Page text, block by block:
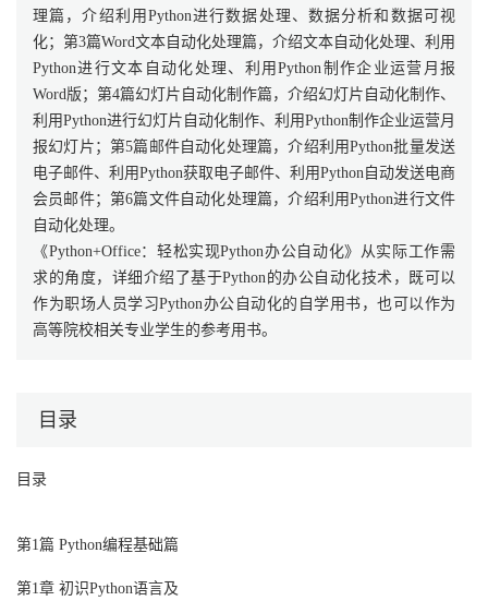
理篇，介绍利用Python进行数据处理、数据分析和数据可视
化；第3篇Word文本自动化处理篇，介绍文本自动化处理、利用
Python进行文本自动化处理、利用Python制作企业运营月报
Word版；第4篇幻灯片自动化制作篇，介绍幻灯片自动化制作、
利用Python进行幻灯片自动化制作、利用Python制作企业运营月
报幻灯片；第5篇邮件自动化处理篇，介绍利用Python批量发送
电子邮件、利用Python获取电子邮件、利用Python自动发送电商
会员邮件；第6篇文件自动化处理篇，介绍利用Python进行文件
自动化处理。
《Python+Office：轻松实现Python办公自动化》从实际工作需
求的角度，详细介绍了基于Python的办公自动化技术，既可以
作为职场人员学习Python办公自动化的自学用书，也可以作为
高等院校相关专业学生的参考用书。
目录
目录
第1篇 Python编程基础篇
第1章 初识Python语言及